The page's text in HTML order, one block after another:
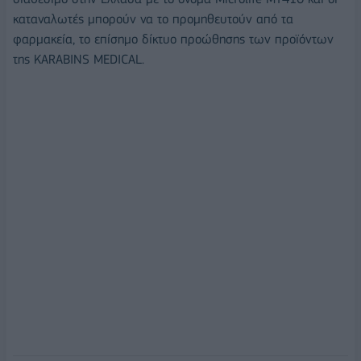
καταναλωτές μπορούν να το προμηθευτούν από τα
φαρμακεία, το επίσημο δίκτυο προώθησης των προϊόντων
της KARABINS MEDICAL.